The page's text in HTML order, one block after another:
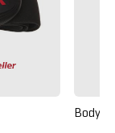
Body